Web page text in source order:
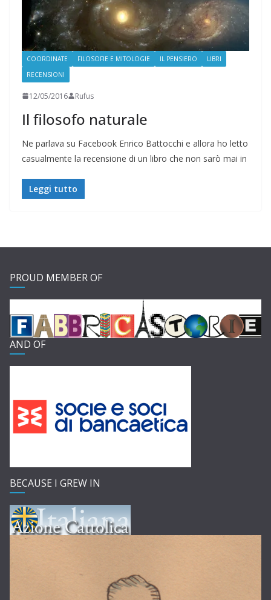
COORDINATE FILOSOFIE E MITOLOGIE IL PENSIERO
LIBRI
RECENSIONI
12/05/2016 Rufus
Il filosofo naturale
Ne parlava su Facebook Enrico Battocchi e allora ho letto
casualmente la recensione di un libro che non sarò mai in
Leggi tutto
PROUD MEMBER OF
AND OF
BECAUSE I GREW IN